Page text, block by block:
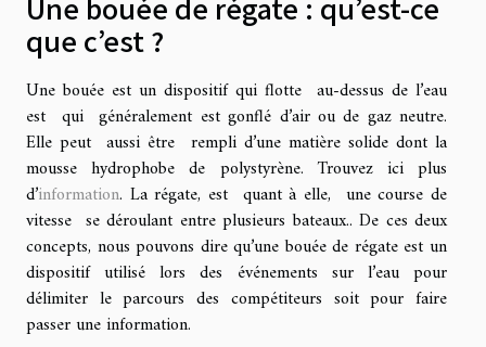
Une bouée de régate : qu’est-ce
que c’est ?
Une bouée est un dispositif qui flotte au-dessus de l’eau
est qui généralement est gonflé d’air ou de gaz neutre.
Elle peut aussi être rempli d’une matière solide dont la
mousse hydrophobe de polystyrène. Trouvez ici plus
d’information. La régate, est quant à elle, une course de
vitesse se déroulant entre plusieurs bateaux.. De ces deux
concepts, nous pouvons dire qu’une bouée de régate est un
dispositif utilisé lors des événements sur l’eau pour
délimiter le parcours des compétiteurs soit pour faire
passer une information.